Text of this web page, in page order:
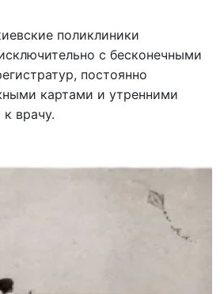
поликлиники
с бесконечными
постоянно
картами и утренними
врачу.